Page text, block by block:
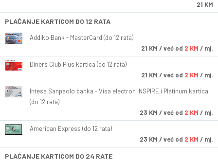
21 KM
PLAĆANJE KARTICOM DO 12 RATA
Addiko Bank - MasterCard (do 12 rata)
21 KM / već od 2 KM / mj.
Diners Club Plus kartica (do 12 rata)
21 KM / već od 2 KM / mj.
Intesa Sanpaolo banka - Visa electron INSPIRE i Platinum kartica
(do 12 rata)
23 KM / već od 2 KM / mj.
American Express (do 12 rata)
23 KM / već od 2 KM / mj.
PLAĆANJE KARTICOM DO 24 RATE